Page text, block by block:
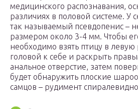
медицинского распознавания,
различиях в половой системе. У
так называемый псевдопенис –
размером около 3-4 мм. Чтобы
необходимо взять птицу в левую
головой к себе и раскрыть
анальное отверстие, затем
будет обнаружить плоские
самцов – рудимент